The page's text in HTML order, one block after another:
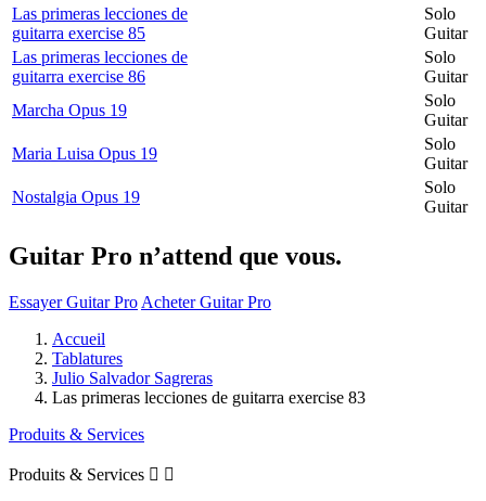
Las primeras lecciones de
guitarra exercise 85
Solo
Guitar
Las primeras lecciones de
guitarra exercise 86
Solo
Guitar
Marcha Opus 19
Solo
Guitar
Maria Luisa Opus 19
Solo
Guitar
Nostalgia Opus 19
Solo
Guitar
Guitar Pro n’attend que vous.
Essayer Guitar Pro Acheter Guitar Pro
Accueil
Tablatures
Julio Salvador Sagreras
Las primeras lecciones de guitarra exercise 83
Produits & Services
Produits & Services  